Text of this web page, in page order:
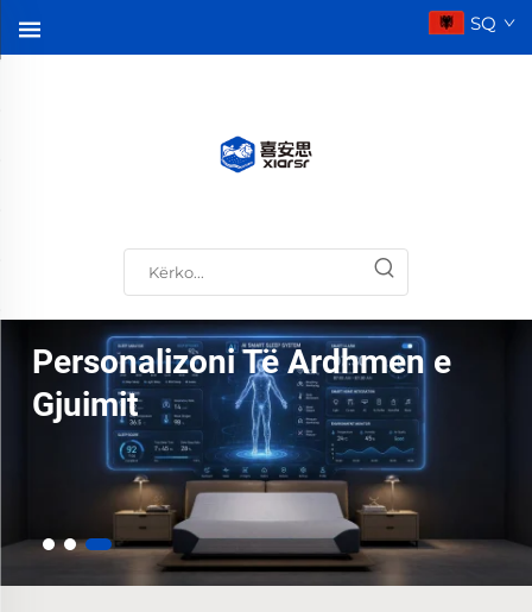
SQ
Personalizoni Të Ardhmen e
Gjuimit